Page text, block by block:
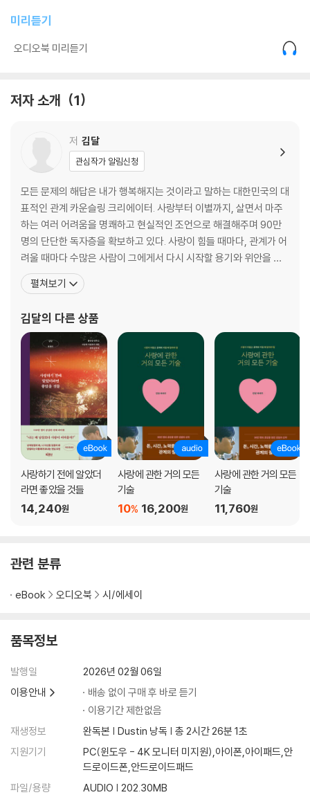
PART 2.
연애 트라우마가 있다면
이 사람, 무조건 믿어도 될까?
끼리끼리 만나는 이유
좋은 사람을 만나는 방법
남자 보는 눈이 없는 여자
먼저 고백하면 별로일까?
더 사랑하는 사람이 항상 지는 건 아니다
썸인지 어장인지 한 번에 구별하는 기술
SNS로 만나기 전에 기억해야 할 것
상대방의 진심을 간파하는 방법
PART 3.
불안을 멈추고 나답게 사랑하기 위하여
얼마나 만나보고 시작하면 좋을까?
부담스럽지 않게 다가가는 첫걸음
밀당은 이렇게 하는 것이다
애쓰지 않을 때 더 끌리는 이유
잘해주는데도 자꾸 상대방이 떠난다면
마음만은 천천히 드러내라
썸 탈 때 절대 해서는 안 되는 말
권태기의 파도를 넘는 기술
사랑싸움을 키우지 않으려면
절대 연인의 휴대폰을 확인하지 마라
서로 다른 종교를 극복할 수 있을까?
PART 4.
그 사람과 다시 만날 수 있을까?
사랑과 집착은 한 뼘 차이
놓아주는 방법을 배워라
“슬프지만 놓아줄게”의 진짜 의미
좋았던 사랑은 미화된 추억일 뿐이다
이별의 상처에서 쉽게 벗어나는 법
환승 이별, 괜찮을까?
헤어진 사람이 꼭 들어야 하는 이야기
미리듣기
오디오북 미리듣기
저자 소개 1
저 김달
관심작가 알림신청
모든 문제의 해답은 내가 행복해지는 것이라고 말하는 대한민국의 대
표적인 관계 카운슬링 크리에이터. 사랑부터 이별까지, 살면서 마주
하는 여러 어려움을 명쾌하고 현실적인 조언으로 해결해주며 90만
명의 단단한 독자층을 확보하고 있다. 사랑이 힘들 때마다, 관계가 어
려울 때마다 수많은 사람이 그에게서 다시 시작할 용기와 위안을 얻
는다. 이들의 뜨거운 관심 속에 하나둘 쌓인 영상 조회 수는 현재 누적
4억 뷰에 달한다. 그는 어떤 문제든 사소한 것은 없으며, 그 누구도 나
에 최선과 진심을 담은 해결책을 제시하며 언제
펼쳐보기
김달의 다른 상품
사랑하기 전에 알았더
라면 좋았을 것들
14,240원
사랑에 관한 거의 모든
기술
16,200원
10%
사랑에 관한 거의 모든
기술
11,760원
관련 분류
eBook 오디오북 시/에세이
품목정보
발행일
2026년 02월 06일
이용안내
배송 없이 구매 후 바로 듣기
이용기간 제한없음
재생정보
완독본 | Dustin 낭독 | 총 2시간 26분 1초
지원기기
PC(윈도우 - 4K 모니터 미지원),아이폰,아이패드,안
드로이드폰,안드로이드패드
파일/용량
AUDIO | 202.30MB